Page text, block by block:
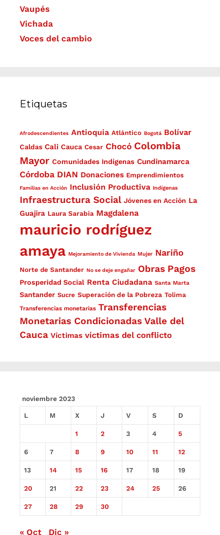
Vaupés
Vichada
Voces del cambio
Etiquetas
Afrodescendientes Antioquia Atlántico Bogotá Bolívar
Caldas Cali Cauca Cesar Chocó Colombia
Mayor Comunidades Indígenas Cundinamarca
Córdoba DIAN Donaciones Emprendimientos
Familias en Acción Inclusión Productiva Indígenas
Infraestructura Social Jóvenes en Acción La
Guajira Laura Sarabia Magdalena
mauricio rodríguez
amaya Mejoramiento de Vivienda Mujer Nariño
Norte de Santander No se deje engañar Obras Pagos
Prosperidad Social Renta Ciudadana Santa Marta
Santander Sucre Superación de la Pobreza Tolima
Transferencias monetarias Transferencias
Monetarias Condicionadas Valle del
Cauca Víctimas víctimas del conflicto
noviembre 2023
L M X J V S D
1 2 3 4 5
6 7 8 9 10 11 12
13 14 15 16 17 18 19
20 21 22 23 24 25 26
27 28 29 30
« Oct Dic »